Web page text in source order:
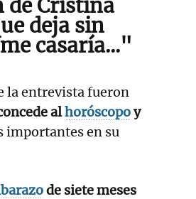
de Cristina
deja sin
casaría..."
la entrevista fueron
alhoróscopoy
importantes en su
de siete meses